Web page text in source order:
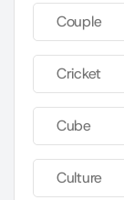
Couple
Cricket
Cube
Culture